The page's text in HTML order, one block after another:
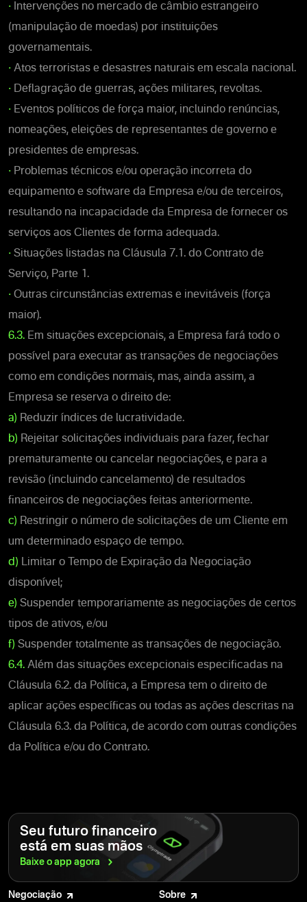
• Intervenções no mercado de câmbio estrangeiro
(manipulação de moedas) por instituições
governamentais.
• Atos terroristas e desastres naturais em escala nacional.
• Deflagração de guerras, ações militares, revoltas.
• Eventos políticos de força maior, incluindo renúncias,
nomeações, eleições de representantes de governo e
presidentes de empresas.
• Problemas técnicos e/ou operação incorreta do
equipamento e software da Empresa e/ou de terceiros,
resultando na incapacidade da Empresa de fornecer os
serviços aos Clientes de forma adequada.
• Situações listadas na Cláusula 7.1. do Contrato de
Serviço, Parte 1.
• Outras circunstâncias extremas e inevitáveis (força
maior).
6.3. Em situações excepcionais, a Empresa fará todo o
possível para executar as transações de negociações
como em condições normais, mas, ainda assim, a
Empresa se reserva o direito de:
a) Reduzir índices de lucratividade.
b) Rejeitar solicitações individuais para fazer, fechar
prematuramente ou cancelar negociações, e para a
revisão (incluindo cancelamento) de resultados
financeiros de negociações feitas anteriormente.
c) Restringir o número de solicitações de um Cliente em
um determinado espaço de tempo.
d) Limitar o Tempo de Expiração da Negociação
disponível;
e) Suspender temporariamente as negociações de certos
tipos de ativos, e/ou
f) Suspender totalmente as transações de negociação.
6.4. Além das situações excepcionais especificadas na
Cláusula 6.2. da Política, a Empresa tem o direito de
aplicar ações específicas ou todas as ações descritas na
Cláusula 6.3. da Política, de acordo com outras condições
da Política e/ou do Contrato.
Seu futuro financeiro
está em suas mãos
Baixe o app agora
Negociação Sobre